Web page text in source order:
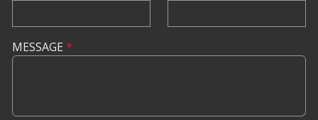
MESSAGE *